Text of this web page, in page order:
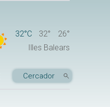
32°C 32°
26°
Illes Balears